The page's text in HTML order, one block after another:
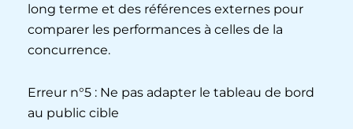
long terme et des références externes pour
comparer les performances à celles de la
concurrence.
Erreur n°5 : Ne pas adapter le tableau de bord
au public cible